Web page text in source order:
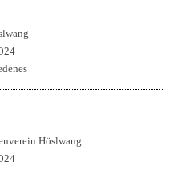
Höslwang